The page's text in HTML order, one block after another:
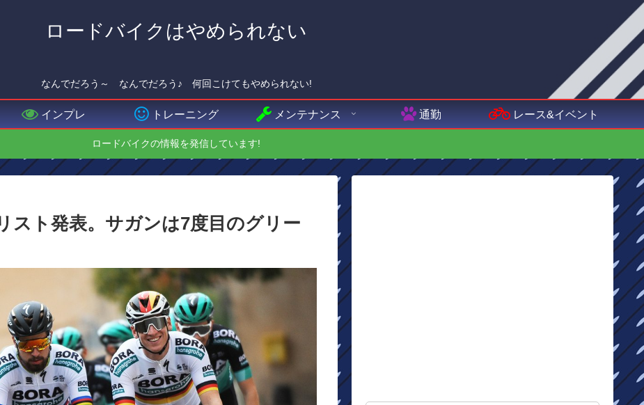
ロードバイクはやめられない
なんでだろう～ なんでだろう♪ 何回こけてもやめられない!
インプレ トレーニング メンテナンス 通勤 レース&イベント
ロードバイクの情報を発信しています!
ト発表。サガンは7度目のグリー